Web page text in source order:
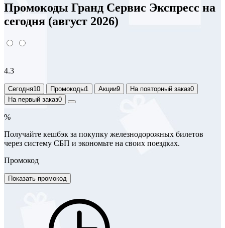
Промокоды Гранд Сервис Экспресс на
сегодня (август 2026)
4.3
Сегодня10 Промокоды1 Акции9 На повторный заказ0
На первый заказ0
%
Получайте кешбэк за покупку железнодорожных билетов
через систему СБП и экономьте на своих поездках.
Промокод
Показать промокод